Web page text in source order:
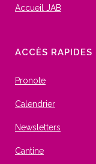
Accueil JAB
ACCÈS RAPIDES
Pronote
Calendrier
Newsletters
Cantine